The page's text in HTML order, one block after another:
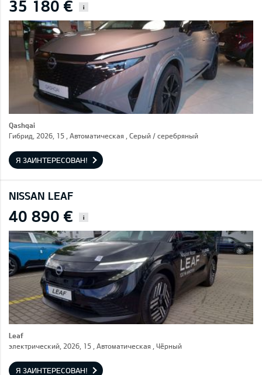
35 180 € i
Qashqai
Гибрид, 2026, 15 , Автоматическая , Серый / cеребряный
Я ЗАИНТЕРЕСОВАН!
NISSAN LEAF
40 890 € i
Leaf
электрический, 2026, 15 , Автоматическая , Чёрный
Я ЗАИНТЕРЕСОВАН!